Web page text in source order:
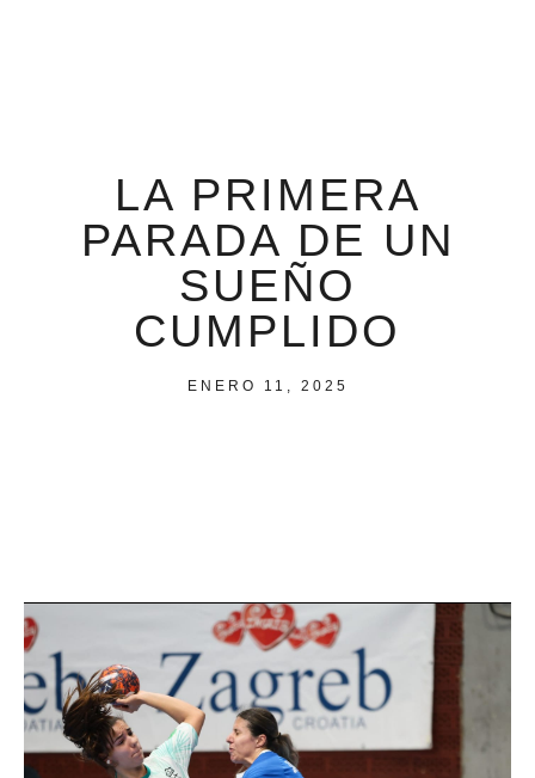
LA PRIMERA
PARADA DE UN
SUEÑO
CUMPLIDO
ENERO 11, 2025